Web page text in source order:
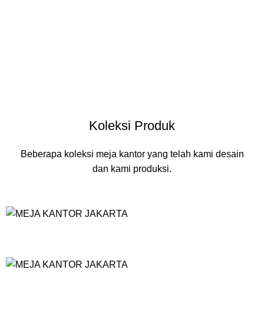
Koleksi Produk
Beberapa koleksi meja kantor yang telah kami desain
dan kami produksi.